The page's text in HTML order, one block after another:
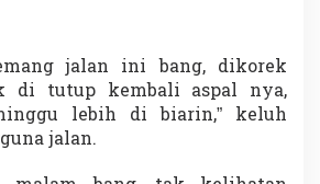
jalan ini bang, dikorek
di tutup kembali aspal nya,
lebih di biarin,” keluh
jalan.